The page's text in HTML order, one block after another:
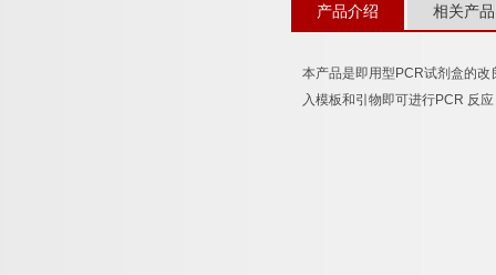
产品介绍 相关产品
本产品是即用型 PCR试剂盒的改
入模板和引物即可进行PCR 反